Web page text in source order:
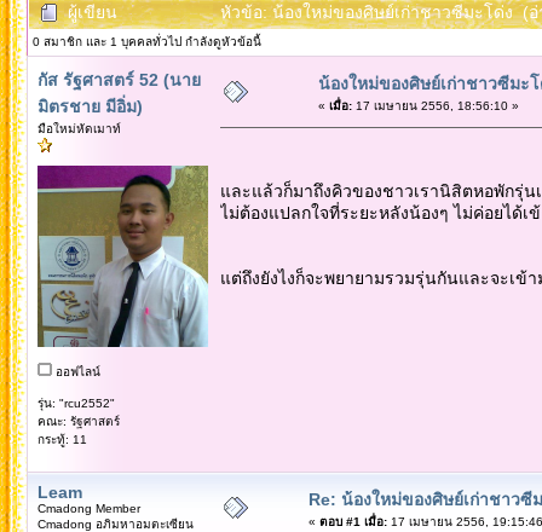
ผู้เขียน หัวข้อ: น้องใหม่ของศิษย์เก่าชาวซีมะโด่ง (อ่
0 สมาชิก และ 1 บุคคลทั่วไป กำลังดูหัวข้อนี้
กัส รัฐศาสตร์ 52 (นาย
มิตรชาย มีอิ่ม)
มือใหม่หัดเมาท์
ออฟไลน์
รุ่น: "rcu2552"
คณะ: รัฐศาสตร์
กระทู้: 11
น้องใหม่ของศิษย์เก่าชาวซีมะโ
« เมื่อ:17 เมษายน 2556, 18:56:10 »
และแล้วก็มาถึงคิวของชาวเรานิสิตหอพักรุ่น
ไม่ต้องแปลกใจที่ระยะหลังน้องๆ ไม่ค่อยได้
แต่ถึงยังไงก็จะพยายามรวมรุ่นกันและจะเ
Leam
Cmadong Member
Cmadong อภิมหาอมตะเซียน
Re: น้องใหม่ของศิษย์เก่าชาวซี
« ตอบ #1 เมื่อ:17 เมษายน 2556,